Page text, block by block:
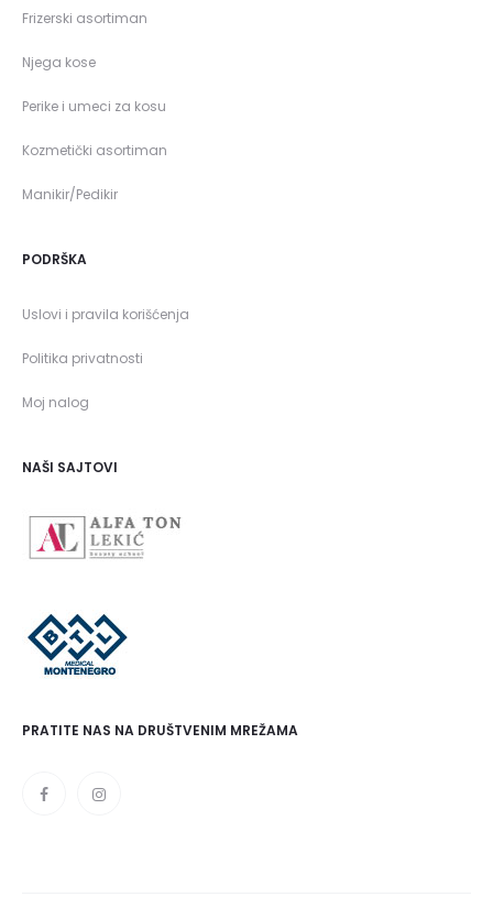
Frizerski asortiman
Njega kose
Perike i umeci za kosu
Kozmetički asortiman
Manikir/Pedikir
PODRŠKA
Uslovi i pravila korišćenja
Politika privatnosti
Moj nalog
NAŠI SAJTOVI
PRATITE NAS NA DRUŠTVENIM MREŽAMA